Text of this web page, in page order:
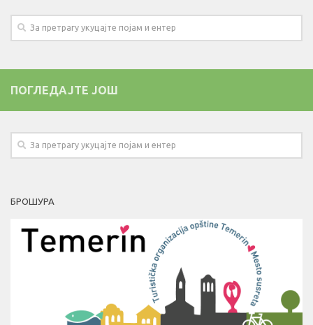
ПОГЛЕДАЈТЕ ЈОШ
БРОШУРА